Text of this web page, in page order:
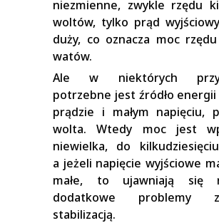
niezmienne, zwykle rzędu
woltów, tylko prąd
duży, co oznacza moc
watów.
Ale w niektórych
potrzebne jest źródło energii
prądzie i małym napięciu,
wolta. Wtedy moc jest
niewielka, do
a jeżeli napięcie wyjściowe
małe, to ujawniają się
dodatkowe problemy
stabilizacją.